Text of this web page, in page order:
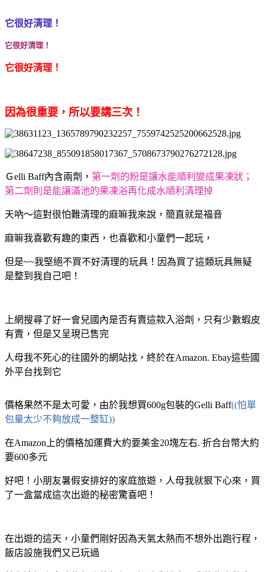
它很好清理！
它很好清理！
它很好清理！
因為很重要，所以要講三次！
Ｇelli Baff內含兩劑， 第一劑的粉是讓水能順利變成果凍狀；
第二劑則是能讓滿池的果凍浴再化成水順利清理掉
天吶～這對很怕難清理的麻嘛我來說，簡直就是福音
麻嘛我喜歡有趣的東西，也喜歡和小童們一起玩，
但是~~我堅絕不買不好清理的玩具！因為買了這類玩具無疑
是整到我自己吧！
上網搜尋了好一會兒國內是否有賣這款入浴劑，只有少數蝦皮
有賣，但是又呈現已售完
人母我不死心的往國外的網站找，終於在Amazon. Ebay這些國
外平台找到它
價格果然不是太可愛，由於我想買600g包裝的Gelli Baff((怕單
包量太少不夠放成一整缸))
在Amazon上的價格加運費大約要美金20塊左右. 折合台幣大約
要600多元
好吧！小朋友暑假安排好的家庭旅遊，人母我就狠下心來，買
了一盒當成這次出遊的秘密驚喜吧！
在出遊的這天，小童們剛好因為天氣太熱而不想外出跑行程，
飯店設施我們又已玩過